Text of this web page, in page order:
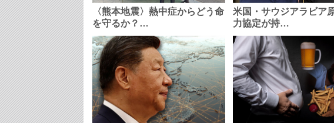
〈熊本地震〉熱中症からどう命
を守るか？…
米国・サウジアラビア
力協定が持…